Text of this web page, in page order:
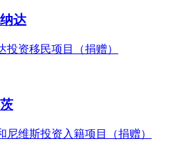
达
投资移民项目（捐赠）
尼维斯投资入籍项目（捐赠）